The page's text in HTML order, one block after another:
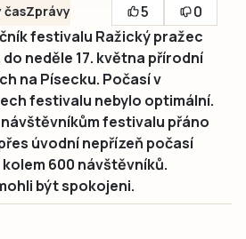
časZprávy 5
0
festivalu Ražický pražec
neděle 17. května přírodní
na Písecku. Počasí v
festivalu nebylo optimální.
festivalu přáno
úvodní nepřízeň počasí
600 návštěvníků.
být spokojeni.